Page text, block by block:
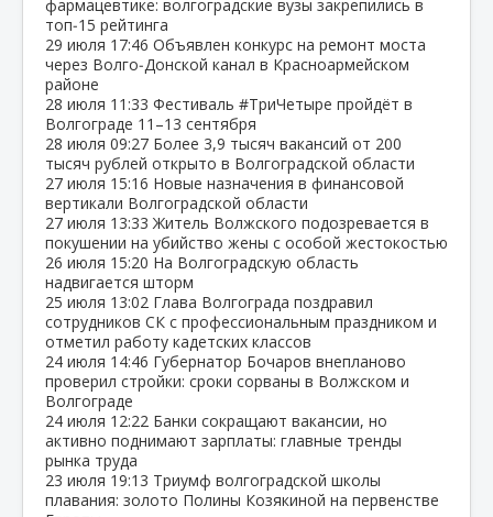
фармацевтике: волгоградские вузы закрепились в
топ‑15 рейтинга
29 июля 17:46 Объявлен конкурс на ремонт моста
через Волго‑Донской канал в Красноармейском
районе
28 июля 11:33 Фестиваль #ТриЧетыре пройдёт в
Волгограде 11–13 сентября
28 июля 09:27 Более 3,9 тысяч вакансий от 200
тысяч рублей открыто в Волгоградской области
27 июля 15:16 Новые назначения в финансовой
вертикали Волгоградской области
27 июля 13:33 Житель Волжского подозревается в
покушении на убийство жены с особой жестокостью
26 июля 15:20 На Волгоградскую область
надвигается шторм
25 июля 13:02 Глава Волгограда поздравил
сотрудников СК с профессиональным праздником и
отметил работу кадетских классов
24 июля 14:46 Губернатор Бочаров внепланово
проверил стройки: сроки сорваны в Волжском и
Волгограде
24 июля 12:22 Банки сокращают вакансии, но
активно поднимают зарплаты: главные тренды
рынка труда
23 июля 19:13 Триумф волгоградской школы
плавания: золото Полины Козякиной на первенстве